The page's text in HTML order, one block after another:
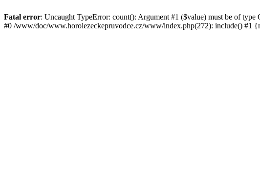
Fatal error: Uncaught TypeError: count(): Argument #1 ($value) must be of
#0 /www/doc/www.horolezeckepruvodce.cz/www/index.php(272): include() #1